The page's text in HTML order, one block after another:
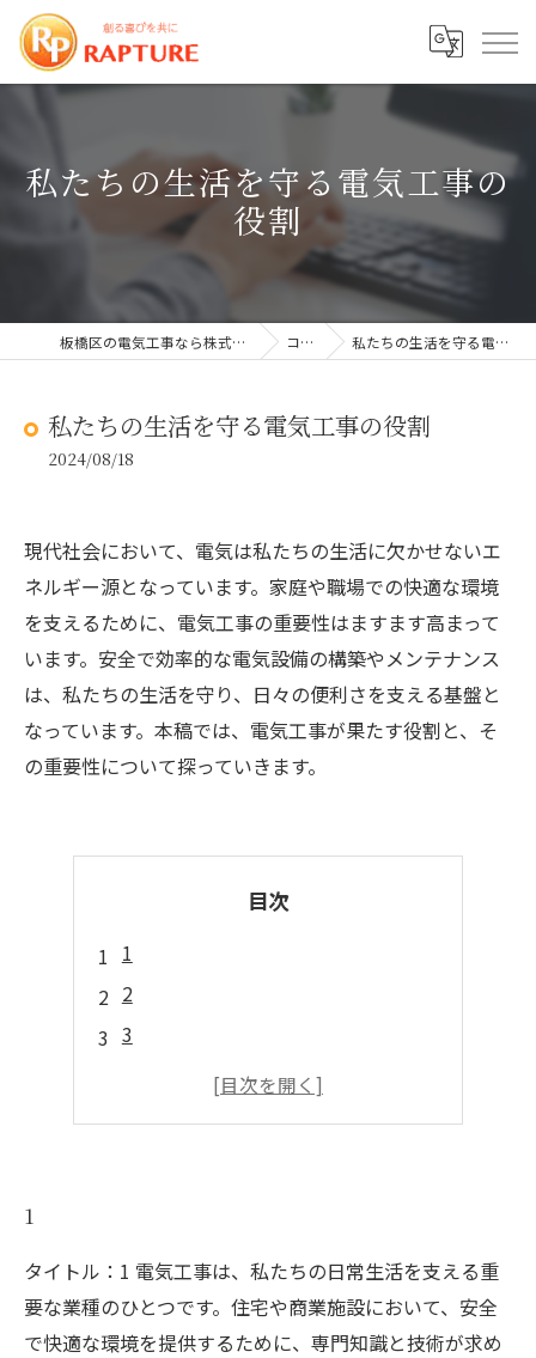
私たちの生活を守る電気工事の
役割
板橋区の電気工事なら株式会社ラプチャー コラム 私たちの生活を守る電気工事の役割
私たちの生活を守る電気工事の役割
2024/08/18
現代社会において、電気は私たちの生活に欠かせないエ
ネルギー源となっています。家庭や職場での快適な環境
を支えるために、電気工事の重要性はますます高まって
います。安全で効率的な電気設備の構築やメンテナンス
は、私たちの生活を守り、日々の便利さを支える基盤と
なっています。本稿では、電気工事が果たす役割と、そ
の重要性について探っていきます。
目次
1
2
3
1
タイトル：1 電気工事は、私たちの日常生活を支える重
要な業種のひとつです。住宅や商業施設において、安全
で快適な環境を提供するために、専門知識と技術が求め